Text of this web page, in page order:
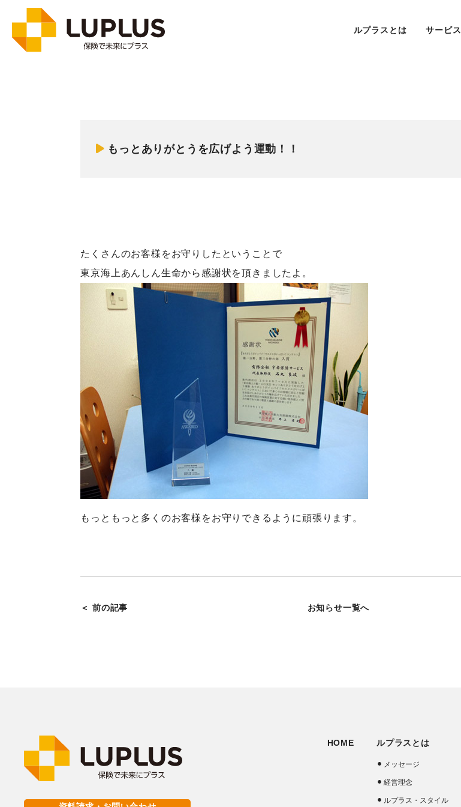
ルプラスとは サービス
もっとありがとうを広げよう運動！！
たくさんのお客様をお守りしたということで
東京海上あんしん生命から感謝状を頂きましたよ。
もっともっと多くのお客様をお守りできるように頑張ります。
＜ 前の記事 お知らせ一覧へ
HOME ルプラスとは
メッセージ
経営理念
ルプラス・スタイル